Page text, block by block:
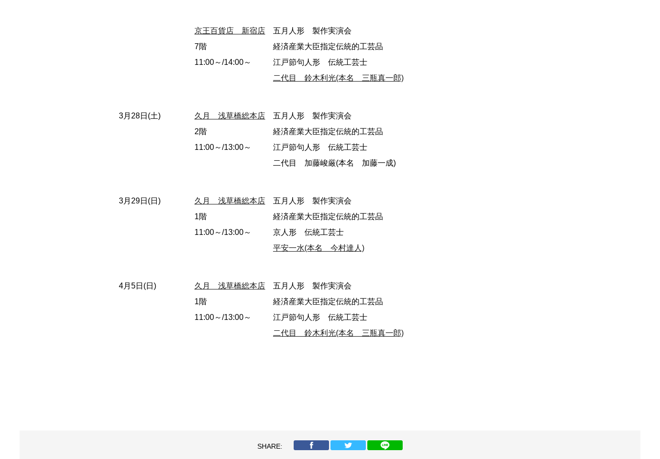
京王百貨店 新宿店
7階
11:00～/14:00～
五月人形 製作実演会
経済産業大臣指定伝統的工芸品
江戸節句人形 伝統工芸士
二代目 鈴木利光(本名 三瓶真一郎)
3月28日(土)
久月 浅草橋総本店
2階
11:00～/13:00～
五月人形 製作実演会
経済産業大臣指定伝統的工芸品
江戸節句人形 伝統工芸士
二代目 加藤峻厳(本名 加藤一成)
3月29日(日)
久月 浅草橋総本店
1階
11:00～/13:00～
五月人形 製作実演会
経済産業大臣指定伝統的工芸品
京人形 伝統工芸士
平安一水(本名 今村達人)
4月5日(日)
久月 浅草橋総本店
1階
11:00～/13:00～
五月人形 製作実演会
経済産業大臣指定伝統的工芸品
江戸節句人形 伝統工芸士
二代目 鈴木利光(本名 三瓶真一郎)
SHARE: